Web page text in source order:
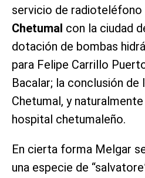
servicio de radioteléfono
Chetumal con la ciudad
dotación de bombas
para Felipe Carrillo
Bacalar; la conclusión
Chetumal, y
hospital chetumaleño.
En cierta forma Melgar
una especie de